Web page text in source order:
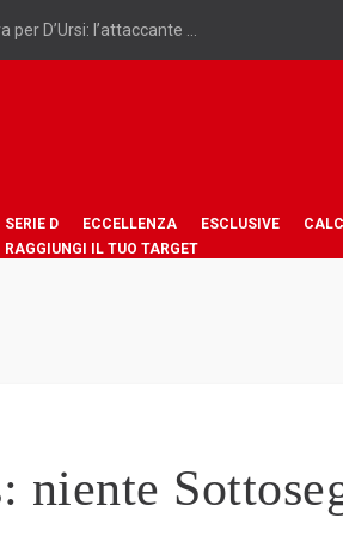
per D’Ursi: l’attaccante ...
SERIE D ECCELLENZA ESCLUSIVE
IL TUO TARGET
niente